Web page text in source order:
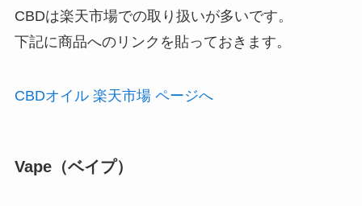
CBDは楽天市場での取り扱いが多いです。
下記に商品へのリンクを貼っておきます。
CBDオイル 楽天市場 ページへ
Vape（ベイプ）